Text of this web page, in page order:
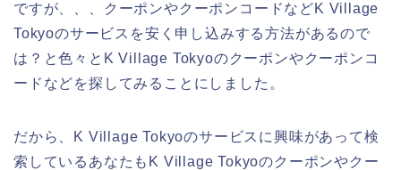
ですが、、、クーポンやクーポンコードなどK Village
Tokyoのサービスを安く申し込みする方法があるので
は？と色々とK Village Tokyoのクーポンやクーポンコ
ードなどを探してみることにしました。
だから、K Village Tokyoのサービスに興味があって検
索しているあなたもK Village Tokyoのクーポンやクー